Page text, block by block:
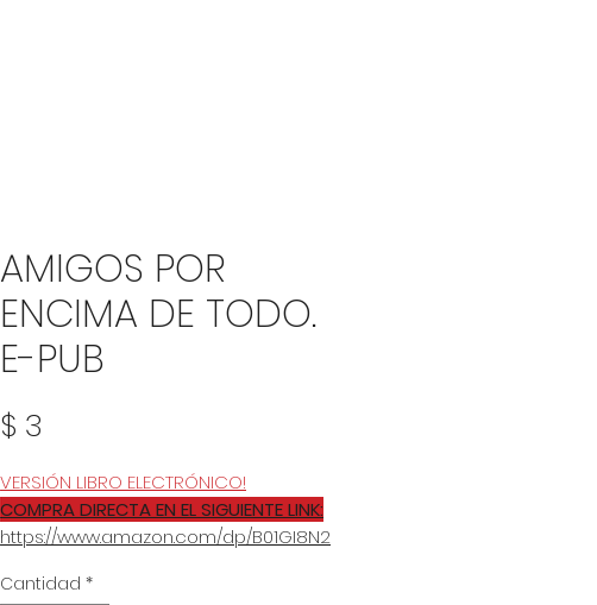
AMIGOS POR
ENCIMA DE TODO.
E-PUB
$ 3
VERSIÓN LIBRO ELECTRÓNICO!
COMPRA DIRECTA EN EL SIGUIENTE LINK:
https://www.amazon.com/dp/B01GI8N2
Cantidad *